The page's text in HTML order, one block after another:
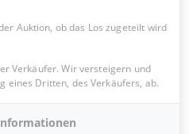
Auktion, ob das Los zugeteilt wird
Verkäufer. Wir versteigern und
eines Dritten, des Verkäufers, ab.